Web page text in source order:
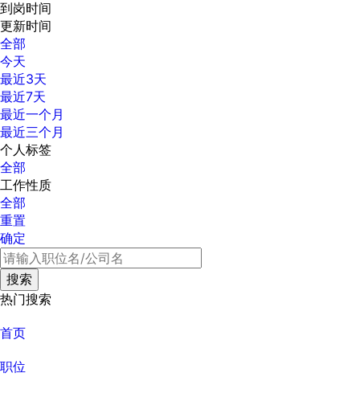
到岗时间
更新时间
全部
今天
最近3天
最近7天
最近一个月
最近三个月
个人标签
全部
工作性质
全部
重置
确定
热门搜索
首页
职位